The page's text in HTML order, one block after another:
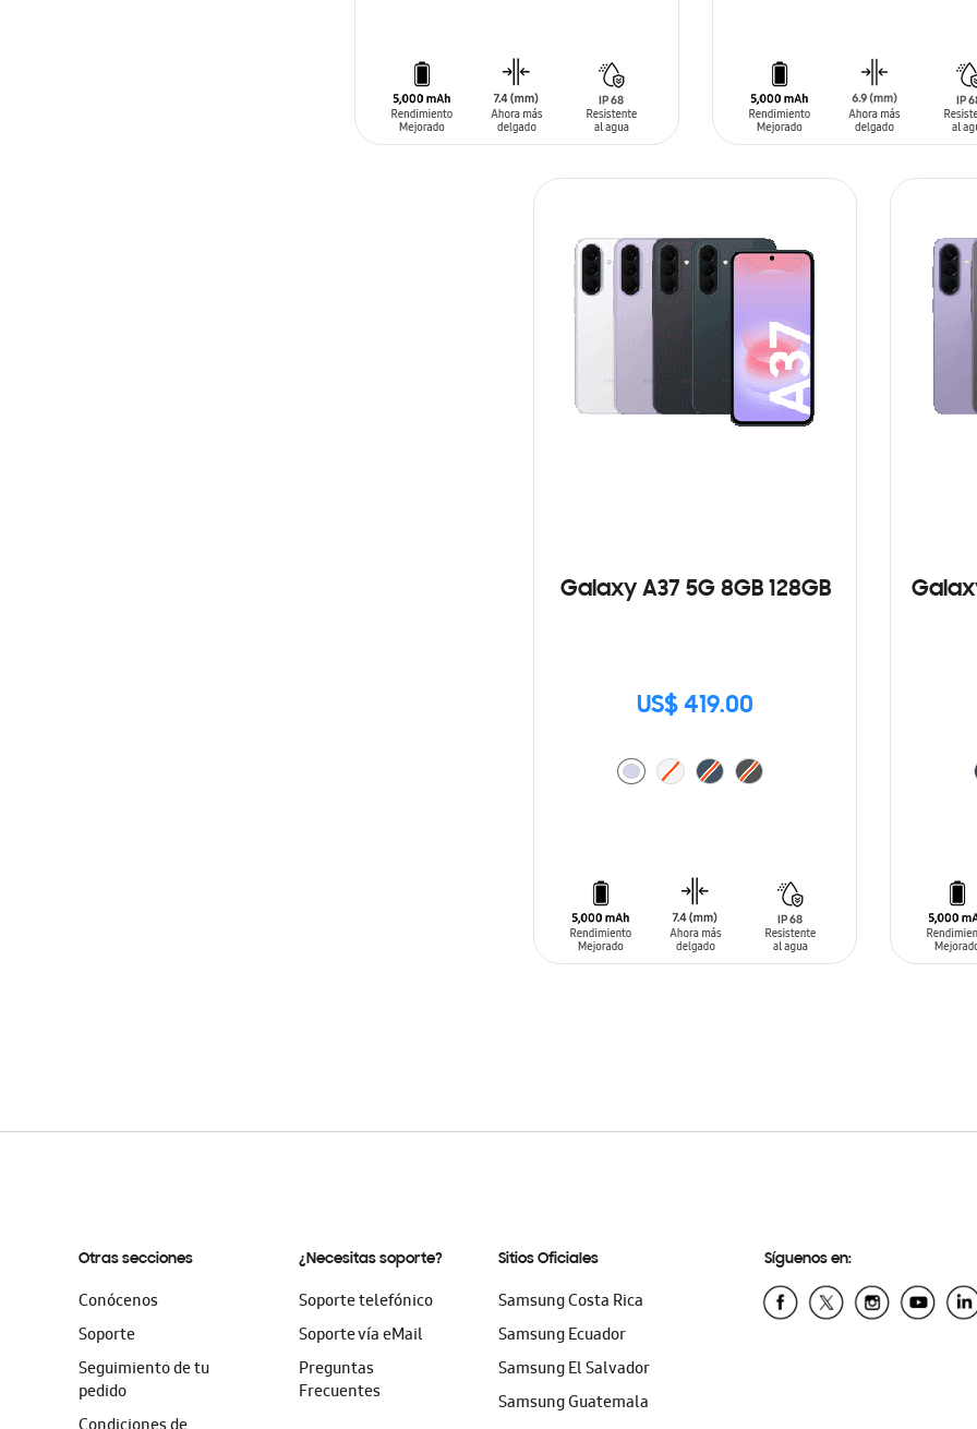
Galaxy A37 5G 8GB 128GB
US$ 419.00
Otras secciones
Conócenos
Soporte
Seguimiento de tu
pedido
¿Necesitas soporte?
Soporte telefónico
Soporte vía eMail
Preguntas
Frecuentes
Sitios Oficiales
Samsung Costa Rica
Samsung Ecuador
Samsung El Salvador
Samsung Guatemala
Síguenos en: